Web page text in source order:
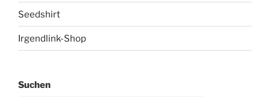
Seedshirt
Irgendlink-Shop
Suchen